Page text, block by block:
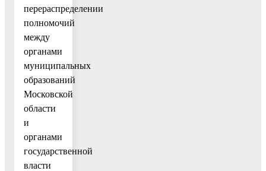
перераспределении
полномочий
между
органами
муниципальных
образований
Московской
области
и
органами
государственной
власти